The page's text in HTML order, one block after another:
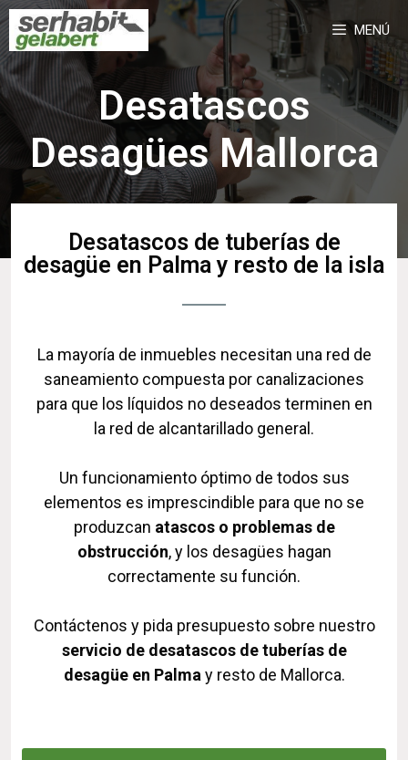
MENÚ
Desatascos
Desagües Mallorca
Desatascos de tuberías de
desagüe en Palma y resto de la isla
La mayoría de inmuebles necesitan una red de
saneamiento compuesta por canalizaciones
para que los líquidos no deseados terminen en
la red de alcantarillado general.
Un funcionamiento óptimo de todos sus
elementos es imprescindible para que no se
produzcan atascos o problemas de
obstrucción, y los desagües hagan
correctamente su función.
Contáctenos y pida presupuesto sobre nuestro
servicio de desatascos de tuberías de
desagüe en Palma y resto de Mallorca.